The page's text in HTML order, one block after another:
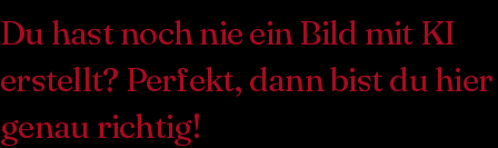
Du hast noch nie ein Bild mit KI
erstellt? Perfekt, dann bist du hier
genau richtig!